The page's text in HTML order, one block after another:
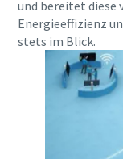
und bereitet diese
Energieeffizienz
stets im Blick.